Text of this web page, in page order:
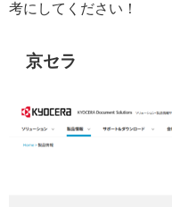
考にしてください！
京セラ